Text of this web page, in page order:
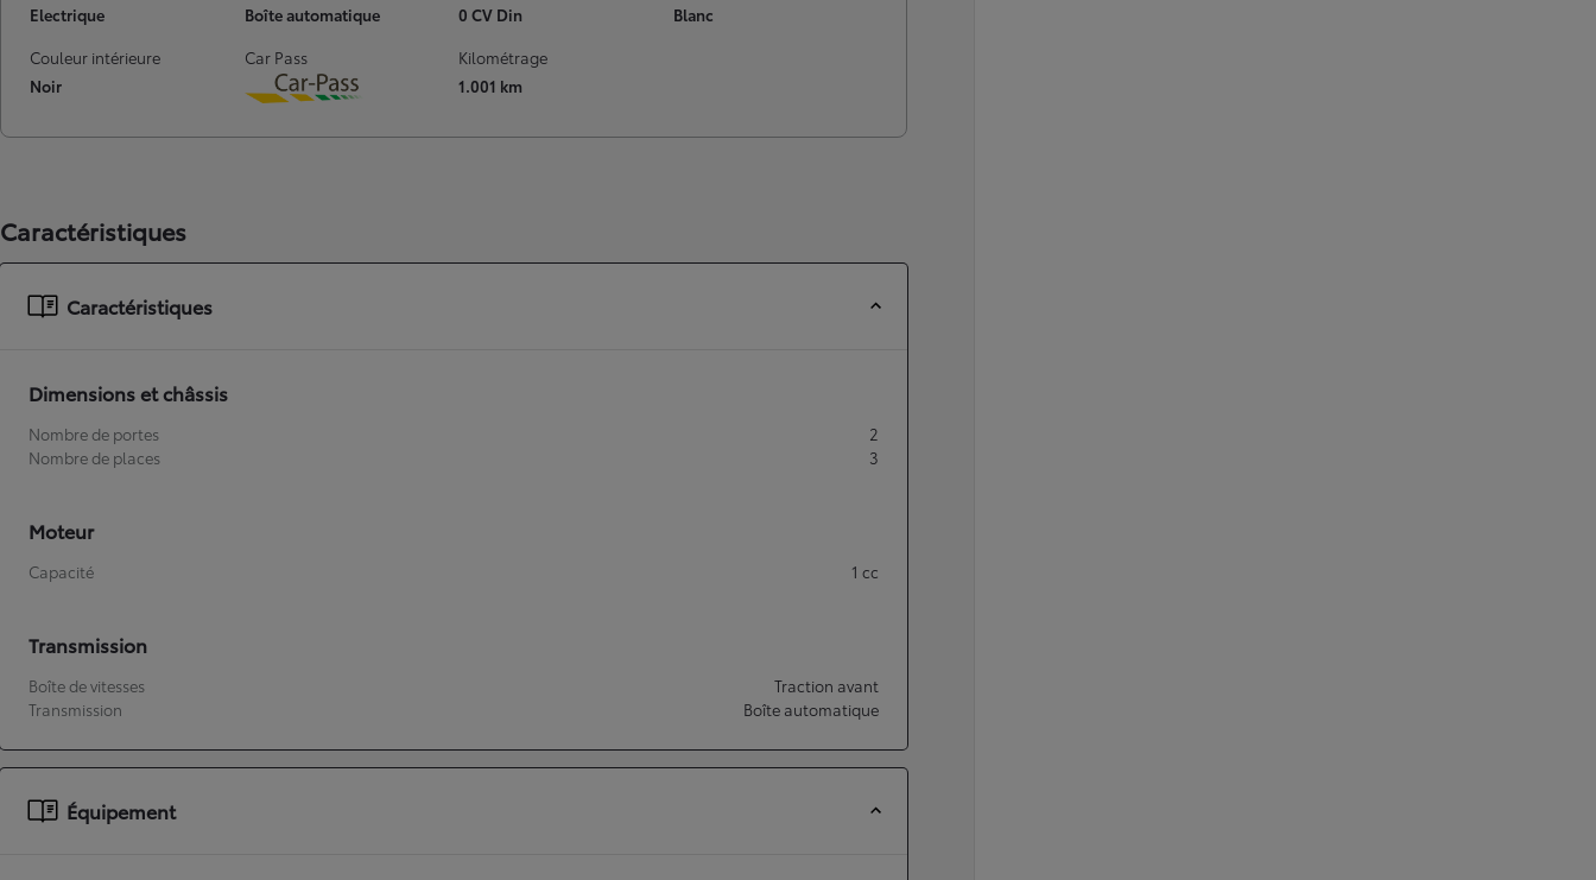
À partir de
Toyota C-HR
HYBRIDE
Electrique
Boîte automatique
0 CV Din
Blanc
Couleur intérieure
Noir
Car Pass
Download
Kilométrage
1.001 km
Caractéristiques
Caractéristiques
Dimensions et châssis
Nombre de portes
2
Nombre de places
3
Moteur
Capacité 1 cc
Transmission
Boîte de vitesses
Traction avant
Transmission
Boîte automatique
Équipement